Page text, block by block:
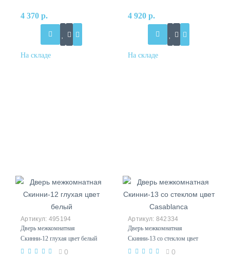
4 370 р. 4 920 р.
495194
Дверь межкомнатная
Скинни-12 глухая цвет белый
0
842334
Дверь межкомнатная
Скинни-13 со стеклом цвет
Casablanca
0